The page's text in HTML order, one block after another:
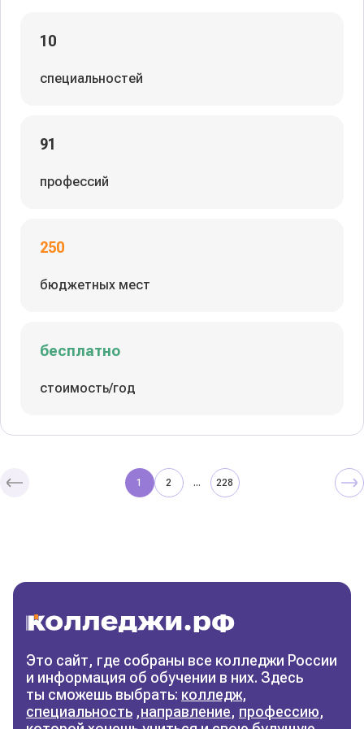
10
специальностей
91
профессий
250
бюджетных мест
бесплатно
стоимость/год
колледж
Фильтры
Сбросить фильтры
1 2 ... 228
Это сайт, где собраны все колледжи России
и информация об обучении в них. Здесь
ты сможешь выбрать: колледж,
специальность ,направление, профессию,